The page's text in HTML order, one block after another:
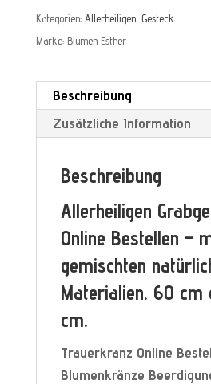
Kategorien: Allerheiligen, Gesteck
Marke: Blumen Esther
Beschreibung
Zusätzliche Information
Beschreibung
Allerheiligen
Online Bestellen –
gemischten
Materialien. 60 cm
cm.
Trauerkranz Online
Blumenkränze